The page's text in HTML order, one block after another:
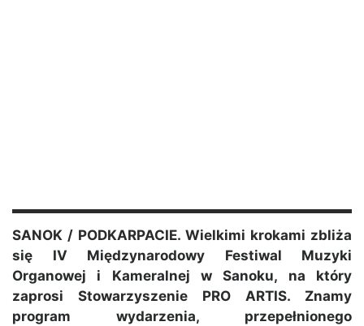
SANOK / PODKARPACIE. Wielkimi krokami zbliża
się IV Międzynarodowy Festiwal Muzyki
Organowej i Kameralnej w Sanoku, na który
zaprosi Stowarzyszenie PRO ARTIS. Znamy
program wydarzenia, przepełnionego